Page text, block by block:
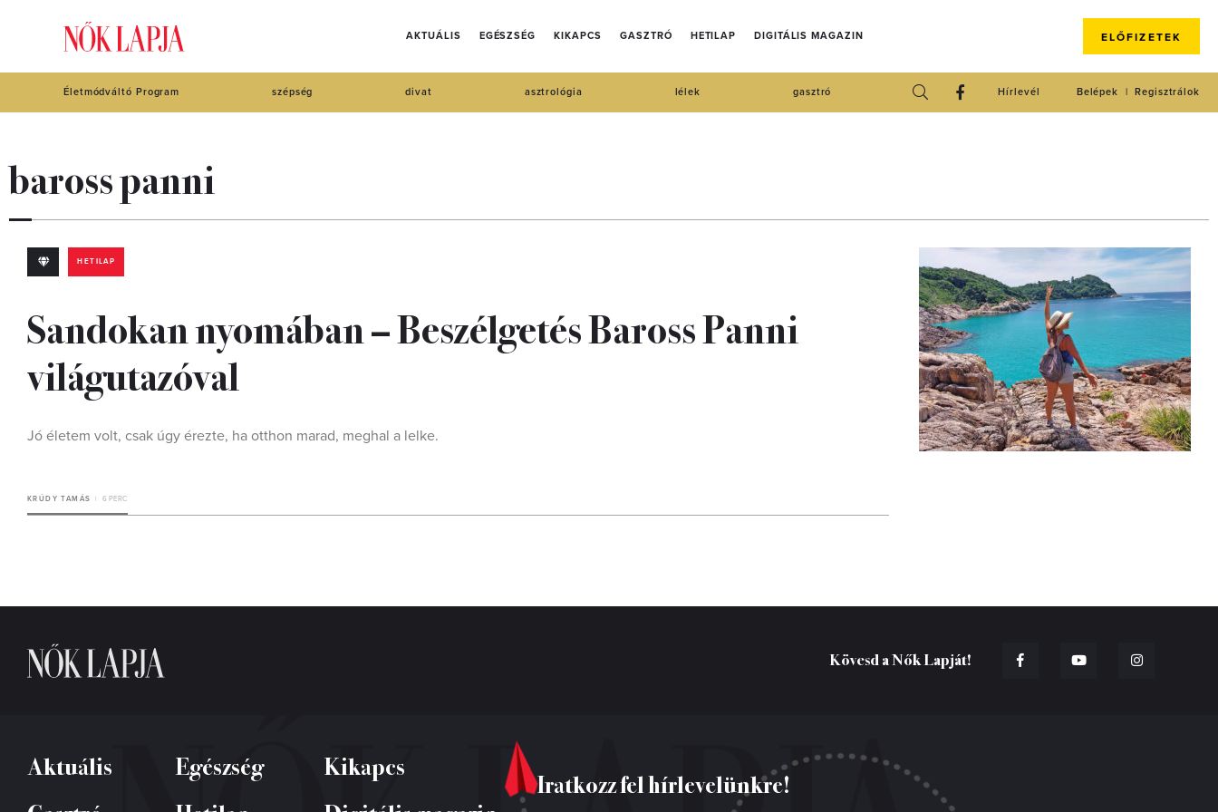
AKTUÁLIS EGÉSZSÉG KIKAPCS GASZTRÓ HETILAP DIGITÁLIS MAGAZIN ELŐFIZETEK
Életmódváltó Program szépség divat asztrológia lélek gasztró Regisztrálok
Belépek
Hírlevél
baross panni
HETILAP
Sandokan nyomában – Beszélgetés Baross Panni
világutazóval
Jó életem volt, csak úgy érezte, ha otthon marad, meghal a lelke.
KRÚDY TAMÁS 6 PERC
Kövesd a Nők Lapját!
Aktuális Egészség
Kikapcs
Iratkozz fel hírlevelünkre!